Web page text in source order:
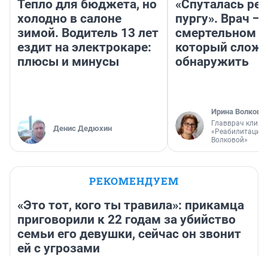
Тепло для бюджета, но
холодно в салоне
зимой. Водитель 13 лет
ездит на электрокаре:
плюсы и минусы
Денис Дедюхин
«Спуталась
пургу». Врач —
смертельном
который
обнаружить
Ирина Волкова
Главврач
«Реабилитация
Волковой»
РЕКОМЕНДУЕМ
«Это тот, кого ты травила»: прикамца
приговорили к 22 годам за убийство
семьи его девушки, сейчас он звонит
ей с угрозами